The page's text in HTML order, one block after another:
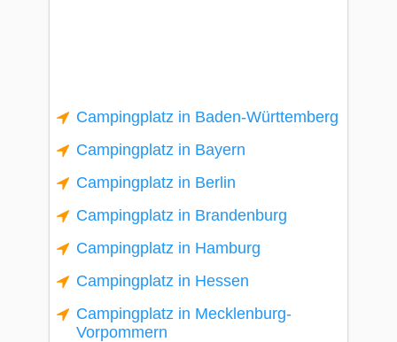
Campingplatz in Baden-Württemberg
Campingplatz in Bayern
Campingplatz in Berlin
Campingplatz in Brandenburg
Campingplatz in Hamburg
Campingplatz in Hessen
Campingplatz in Mecklenburg-
Vorpommern